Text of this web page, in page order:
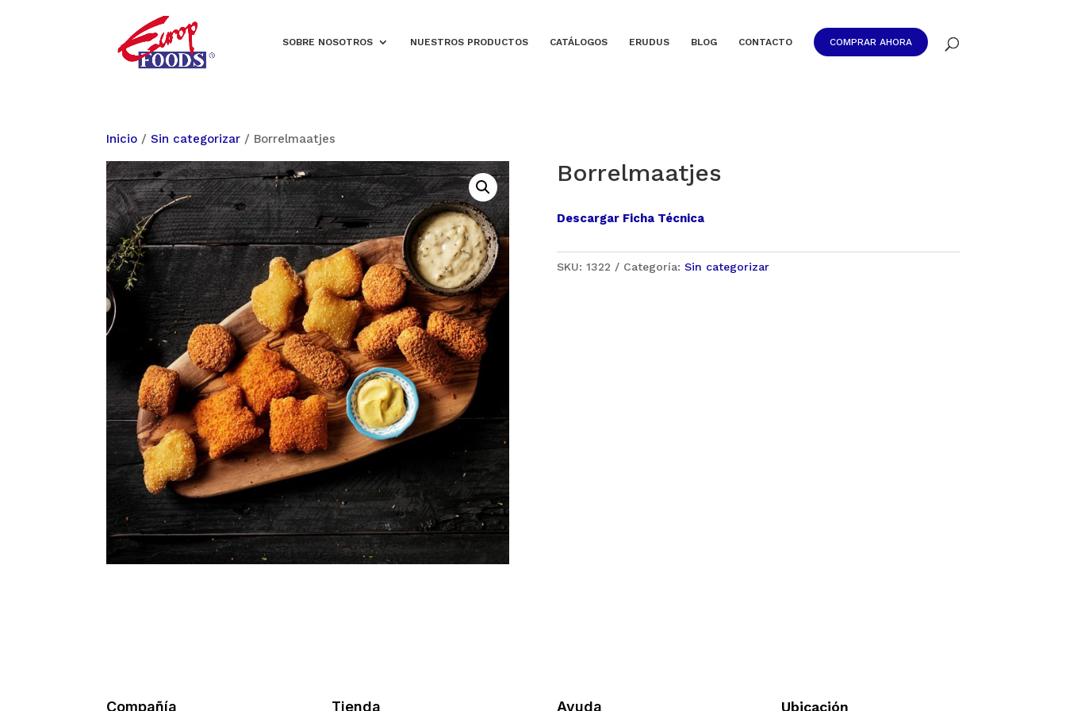
SOBRE NOSOTROS NUESTROS PRODUCTOS CATÁLOGOS ERUDUS BLOG CONTACTO COMPRAR AHORA
Inicio /Sin categorizar / Borrelmaatjes
Borrelmaatjes
Descargar Ficha Técnica
SKU: 1322 Categoría: Sin categorizar
Compañía Tienda Ayuda Ubicación